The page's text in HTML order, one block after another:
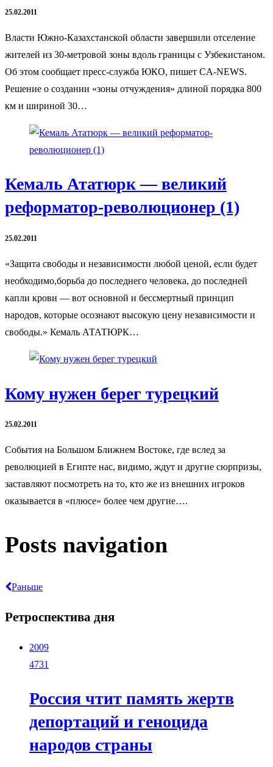
25.02.2011
Власти Южно-Казахстанской области завершили отселение
жителей из 30-метровой зоны вдоль границы с Узбекистаном.
Об этом сообщает пресс-служба ЮКО, пишет CA-NEWS.
Решение о создании «зоны отчуждения» длиной порядка 800
км и шириной 30…
Кемаль Ататюрк — великий
реформатор-революционер (1)
25.02.2011
«Защита свободы и независимости любой ценой, если будет
необходимо,борьба до последнего человека, до последней
капли крови — вот основной и бессмертный принцип
народов, которые осознают высокую цену независимости и
свободы.» Кемаль АТАТЮРК…
Кому нужен берег турецкий
25.02.2011
События на Большом Ближнем Востоке, где вслед за
революцией в Египте нас, видимо, ждут и другие сюрпризы,
заставляют посмотреть на то, кто же из внешних игроков
оказывается в «плюсе» более чем другие….
Posts navigation
Раньше
Ретроспектива дня
2009
4731
Россия чтит память жертв
депортаций и геноцида
народов страны